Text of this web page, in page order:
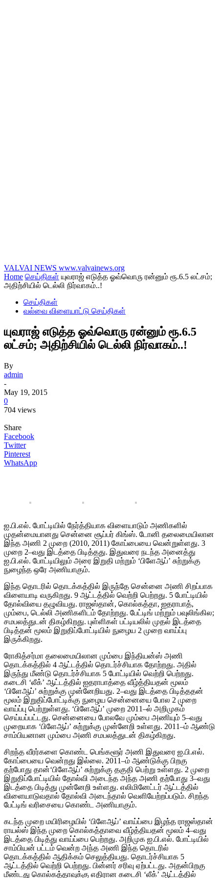
VALVAI NEWS www.valvainews.org
Home செய்திகள் யுவராஜ் எடுத்த ஓவ்வொரு ரன்னும் ரூ.6.5 லட்சம்;
அதிற்சியில் டெல்லி நிர்வாகம்..!
செய்திகள்
வல்வை விளையாட்டு செய்திகள்
யுவராஜ் எடுத்த ஓவ்வொரு ரன்னும் ரூ.6.5
லட்சம்; அதிற்சியில் டெல்லி நிர்வாகம்..!
By
admin
-
May 19, 2015
0
704 views
Share
Facebook
Twitter
Pinterest
WhatsApp
ஐ.பி.எல். போட்டியில் நேர்த்தியாக விளையாடும் அணிகளில்
முதன்மையானது சென்னை சூப்பர் கிங்ஸ். டோனி தலைமையிலான
இந்த அணி 2 முறை (2010, 2011) கோப்பையை வென்றுள்ளது. 3
முறை 2–வது இடத்தை பிடித்தது. இதுவரை நடந்த அனைத்து
ஐ.பி.எல். போட்டியிலும் அரை இறுதி மற்றும் ‘பிளேஆப்’ சுற்றுக்கு
நுழைந்த ஒரே அணியாகும்.
இந்த தொடரில் தொடக்கத்தில் இருந்தே சென்னை அணி சிறப்பாக
விளையாடி வருகிறது. 9 ஆட்டத்தில் வெற்றி பெற்றது. 5 போட்டியில்
தோல்வியை தழுவியது. ராஜஸ்தான், கொல்கத்தா, ஐதராபாத்,
மும்பை, டெல்லி அணிகளிடம் தோற்றது. பேட்டிங் மற்றும் பவுலிங்கில;
சமபலத்துடன் திகழ்கிறது. புள்ளிகள் பட்டியலில் முதல் இடத்தை
பிடித்தன் மூலம் இறுதிப்போட்டியில் நுழைய 2 முறை வாய்ப்பு
இருக்கிறது.
ரோகித்சர்மா தலைமையிலான மும்பை இந்தியன்ஸ் அணி
தொடக்கத்தில் 4 ஆட்டத்தில் தொடர்ச்சியாக தோற்றது. அதில்
இருந்து மீண்டு தொடர்ச்சியாக 5 போட்டியில் வெற்றி பெற்றது.
கடைசி ‘லீக்’ ஆட்டத்தில் ஐதராபாத்தை வீழ்த்தியதன் மூலம்
‘பிளேஆப்’ சுற்றுக்கு முன்னேறியது. 2–வது இடத்தை பிடித்ததன்
மூலம் இறுதிப்போட்டிக்கு நுழைய சென்னையை போல 2 முறை
வாய்ப்பு பெற்றுள்ளது. ‘பிளேஆப்’ முறை 2011–ல் அறிமுகம்
செய்யப்பட்டது. சென்னையை போலவே மும்பை அணியும் 5–வது
முறையாக ‘பிளேஆப்’ சுற்றுக்கு முன்னேறி உள்ளது. 2011–ம் ஆண்டு
சாம்பியனான மும்பை அணி சமபலத்துடன் திகழ்கிறது.
சிறந்த வீரர்களை கொண்ட பெங்களூர் அணி இதுவரை ஐ.பி.எல்.
கோப்பையை வென்றது இல்லை. 2011–ம் ஆண்டுக்கு பிறகு
தற்போது தான்‘பிளேஆப்’ சுற்றுக்கு தகுதி பெற்று உள்ளது. 2 முறை
இறுதிப்போட்டியில் தோல்வி அடைந்த அந்த அணி தற்போது 3–வது
இடத்தை பிடித்து முன்னேறி உள்ளது. எலிமினேட்டர் ஆட்டத்தில்
விளையாடுவதால் தோல்வி அடைந்தால் வெளியேற்றப்படும். சிறந்த
பேட்டிங் வரிசையை கொண்ட அணியாகும்.
கடந்த முறை மயிரிழையில் ‘பிளேஆப்’ வாய்ப்பை இழந்த ராஜஸ்தான்
ராயல்ஸ் இந்த முறை கொல்கத்தாவை வீழ்த்தியதன் மூலம் 4–வது
இடத்தை பிடித்து வாய்ப்பை பெற்றது. அறிமுக ஐ.பி.எல். போட்டியில்
சாம்பியன் பட்டம் வென்ற அந்த அணி இந்த தொடரில்
தொடக்கத்தில் ஆதிக்கம் செலுத்தியது. தொடர்ச்சியாக 5
ஆட்டத்தில் வெற்றி பெற்றது. பின்னர் சரிவு ஏற்பட்டது. அதன்பிறகு
மீண்டது கொல்கத்தாவுக்கு எதிரான கடைசி ‘லீக்’ ஆட்டத்தில்